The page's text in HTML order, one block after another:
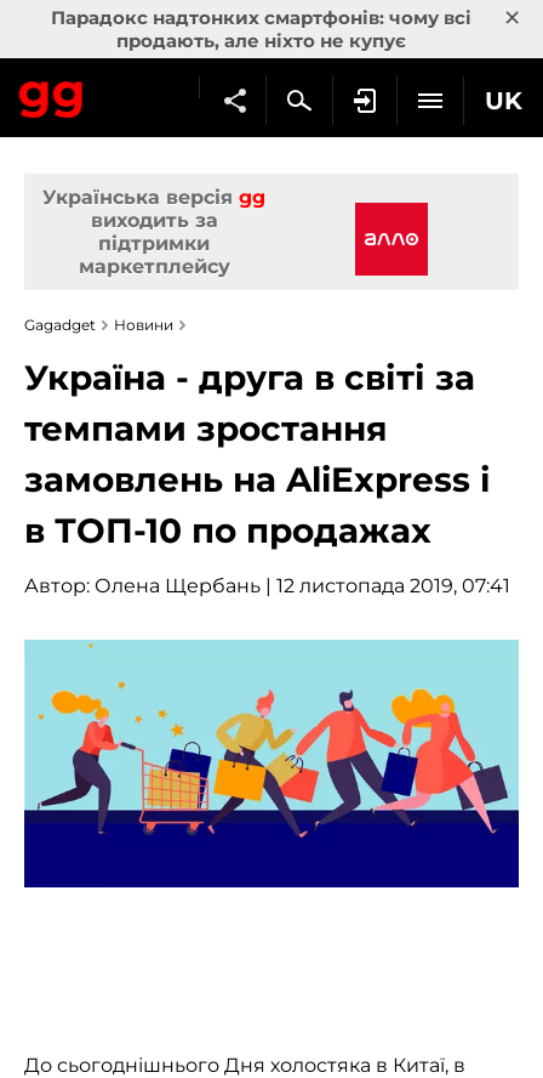
Парадокс надтонких смартфонів: чому всі
продають, але ніхто не купує
×
UK
Українська версія gg
виходить за
підтримки
маркетплейсу
Gagadget Новини
Україна - друга в світі за
темпами зростання
замовлень на AliExpress і
в ТОП-10 по продажах
Автор: Олена Щербань | 12 листопада 2019, 07:41
До сьогоднішнього Дня холостяка в Китаї, в